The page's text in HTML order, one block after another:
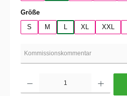
Größeauswählen
S
M XL XXL